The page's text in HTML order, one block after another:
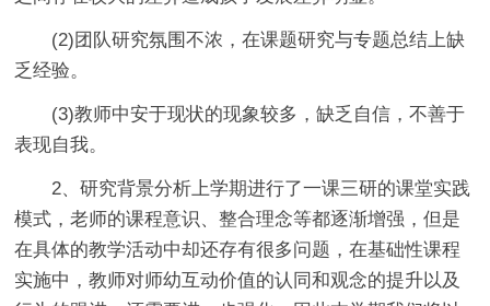
(2)团队研究氛围不浓，在课题研究与专题总结上缺
乏经验。
(3)教师中安于现状的现象较多，缺乏自信，不善于
表现自我。
2、研究背景分析上学期进行了一课三研的课堂实践
模式，老师的课程意识、整合理念等都逐渐增强，但是
在具体的教学活动中却还存有很多问题，在基础性课程
实施中，教师对师幼互动价值的认同和观念的提升以及